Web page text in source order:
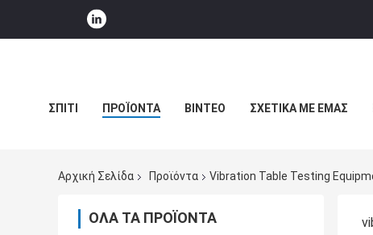
ΣΠΊΤΙ ΠΡΟΪΌΝΤΑ ΒΊΝΤΕΟ ΣΧΕΤΙΚΆ ΜΕ ΕΜΆΣ
Αρχική Σελίδα Προϊόντα Vibration Table Testing
ΌΛΑ ΤΑ ΠΡΟΪΌΝΤΑ